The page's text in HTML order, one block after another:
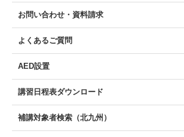
お問い合わせ・資料請求
よくあるご質問
AED設置
講習日程表ダウンロード
補講対象者検索（北九州）